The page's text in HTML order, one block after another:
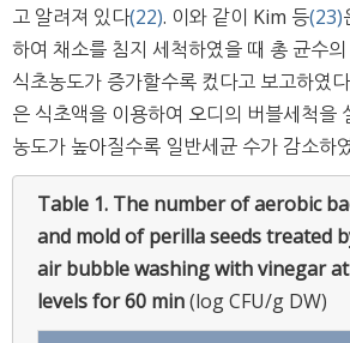
고 알려져 있다(22). 이와 같이 Kim 등(23)
하여 채소를 침지 세척하였을 때 총 균수
식초농도가 증가할수록 컸다고 보고하였
은 식초액을 이용하여 오디의 버블세척을
농도가 높아질수록 일반세균 수가 감소하
Table 1. The number of aerobic
and mold of perilla seeds treated
air bubble washing with vinegar
levels for 60 min(log CFU/g DW)